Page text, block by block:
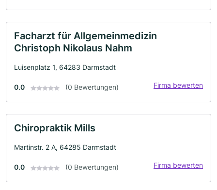
Facharzt für Allgemeinmedizin
Christoph Nikolaus Nahm
Luisenplatz 1, 64283 Darmstadt
0.0 (0 Bewertungen) Firma bewerten
Chiropraktik Mills
Martinstr. 2 A, 64285 Darmstadt
0.0 (0 Bewertungen) Firma bewerten